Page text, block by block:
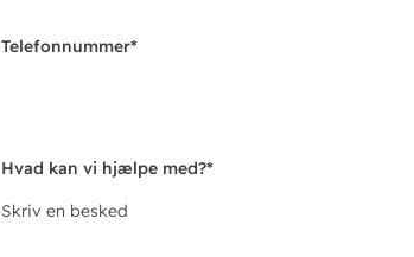
Telefonnummer*
Hvad kan vi hjælpe med?*
Skriv en besked